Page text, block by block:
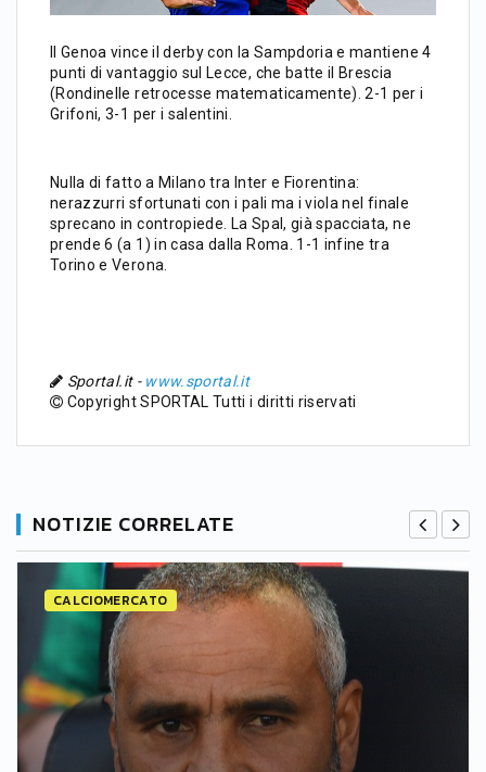
Il Genoa vince il derby con la Sampdoria e mantiene 4
punti di vantaggio sul Lecce, che batte il Brescia
(Rondinelle retrocesse matematicamente). 2-1 per i
Grifoni, 3-1 per i salentini.
Nulla di fatto a Milano tra Inter e Fiorentina:
nerazzurri sfortunati con i pali ma i viola nel finale
sprecano in contropiede. La Spal, già spacciata, ne
prende 6 (a 1) in casa dalla Roma. 1-1 infine tra
Torino e Verona.
Sportal.it - www.sportal.it
Copyright SPORTAL Tutti i diritti riservati
NOTIZIE CORRELATE
CALCIOMERCATO